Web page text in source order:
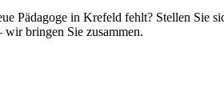
Pädagoge in Krefeld fehlt? Stellen Sie
bringen Sie zusammen.